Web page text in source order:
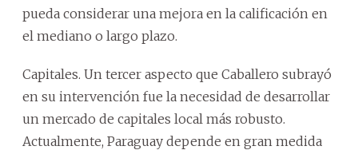
pueda considerar una mejora en la calificación en
el mediano o largo plazo.
Capitales. Un tercer aspecto que Caballero subrayó
en su intervención fue la necesidad de desarrollar
un mercado de capitales local más robusto.
Actualmente, Paraguay depende en gran medida